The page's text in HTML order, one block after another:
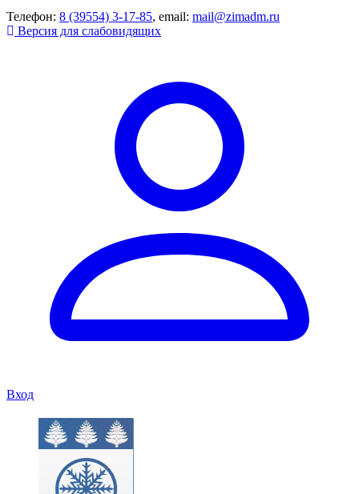
Телефон: 8 (39554) 3-17-85, email: mail@zimadm.ru
Версия для слабовидящих
Вход